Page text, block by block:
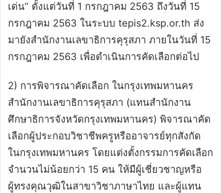
เด่น” ตั้งแต่วันที่ 1 กรกฎาคม 2563 ถึงวันที่ 15
กรกฎาคม 2563 ในระบบ tepis2.ksp.or.th ส่ง
มายังสำนักงานเลขาธิการคุรุสภา ภายในวันที่ 15
กรกฎาคม 2563 เพื่อดำเนินการคัดเลือกต่อไป
2) การพิจารณาคัดเลือก ในกรุงเทพมหานคร
สำนักงานเลขาธิการคุรุสภา (แทนสำนักงาน
ศึกษาธิการจังหวัดกรุงเทพมหานคร) พิจารณาคัด
เลือกผู้ประกอบวิชาชีพครูหรืออาจารย์ทุกสังกัด
ในกรุงเทพมหานคร โดยแต่งตั้งกรรมการคัดเลือก
จำนวนไม่น้อยกว่า 15 คน ให้มีผู้เชี่ยวชาญหรือ
ผู้ทรงคุณวุฒิในสาขาวิชาภาษาไทย และผู้แทน